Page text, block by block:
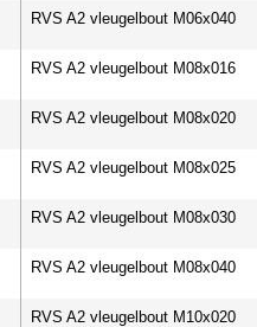
RVS A2 vleugelbout M06x040
RVS A2 vleugelbout M08x016
RVS A2 vleugelbout M08x020
RVS A2 vleugelbout M08x025
RVS A2 vleugelbout M08x030
RVS A2 vleugelbout M08x040
RVS A2 vleugelbout M10x020